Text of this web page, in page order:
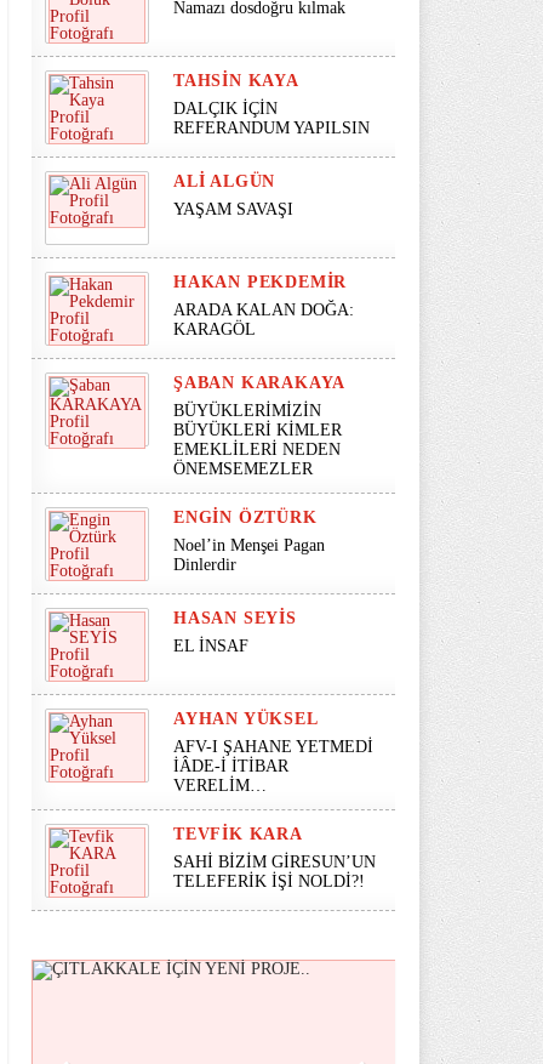
Namazı dosdoğru kılmak
TAHSIN KAYA
DALÇIK İÇİN
REFERANDUM YAPILSIN
ALI ALGÜN
YAŞAM SAVAŞI
HAKAN PEKDEMIR
ARADA KALAN DOĞA:
KARAGÖL
ŞABAN KARAKAYA
BÜYÜKLERİMİZİN
BÜYÜKLERİ KİMLER
EMEKLİLERİ NEDEN
ÖNEMSEMEZLER
ENGIN ÖZTÜRK
Noel’in Menşei Pagan
Dinlerdir
HASAN SEYİS
EL İNSAF
AYHAN YÜKSEL
AFV-I ŞAHANE YETMEDİ
İÂDE-İ İTİBAR
VERELİM…
TEVFIK KARA
SAHİ BİZİM GİRESUN’UN
TELEFERİK İŞİ NOLDİ?!